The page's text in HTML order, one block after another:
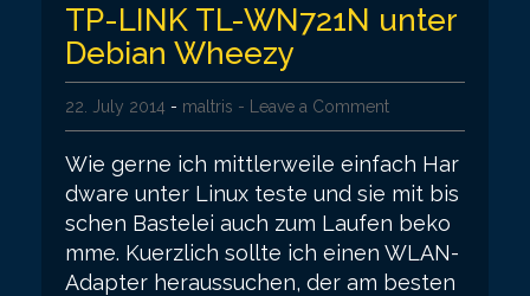
TP-LINK TL-WN721N unter
Debian Wheezy
22. July 2014 - maltris - Leave a Comment
Wie gerne ich mittlerweile einfach Har
dware unter Linux teste und sie mit bis
schen Bastelei auch zum Laufen beko
mme. Kuerzlich sollte ich einen WLAN-
Adapter heraussuchen, der am besten